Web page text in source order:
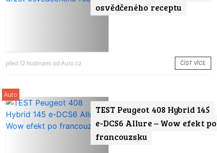
osvědčeného receptu
před 12 hodinami od Auto.cz ČÍST VÍCE
TEST Peugeot 408 Hybrid 145
e-DCS6 Allure – Wow efekt po
francouzsku
Auto